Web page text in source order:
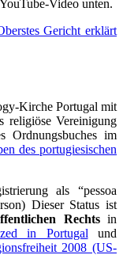
Video unten.
Gericht erklärt
Kirche Portugal mit
religiöse Vereinigung
Ordnungsbuches im
des portugiesischen
als “pessoa
Dieser Status ist
Rechtsin
in Portugalund
2008 (US-